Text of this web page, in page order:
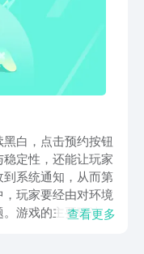
白，点击预约按钮
定性，还能让玩家
系统通知，从而第
玩家要经由对环境
游戏的主要玩法是
查看更多